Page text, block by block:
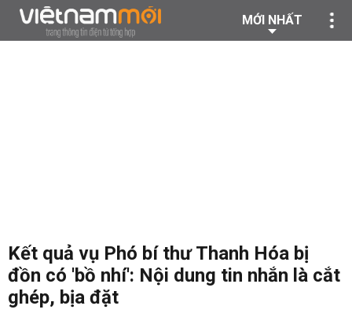
MỚI NHẤT
Kết quả vụ Phó bí thư Thanh Hóa bị
đồn có 'bồ nhí': Nội dung tin nhắn là cắt
ghép, bịa đặt